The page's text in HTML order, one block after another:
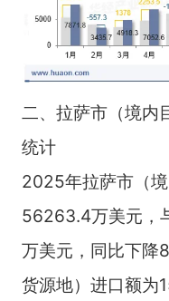
二、拉萨市（境内
统计
2025年拉萨市（
56263.4万美元，
万美元，同比下降
货源地）进口额为